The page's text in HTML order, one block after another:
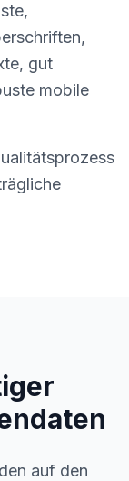
gut
mobile
auf den